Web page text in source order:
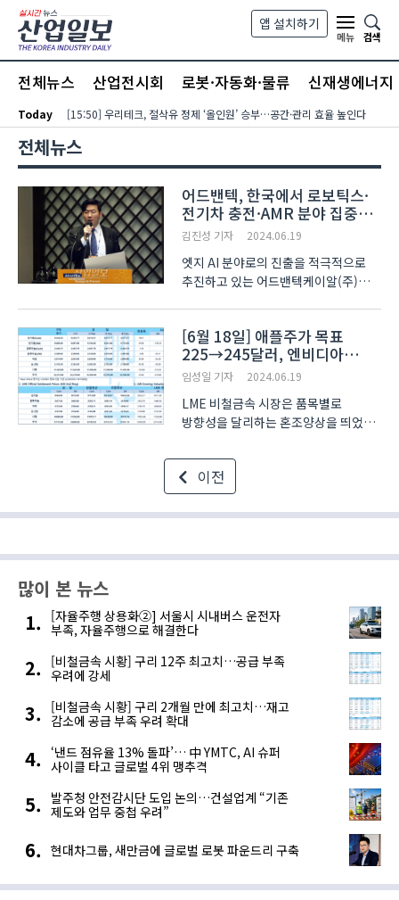
본문 바로가기
앱 설치하기
메뉴
검색
전체뉴스 산업전시회 로봇·자동화·물류 신재생에너지
Today [15:50] 우리테크, 절삭유 정제 ‘올인원’ 승부…공간·관리 효율 높인다
전체뉴스
어드밴텍, 한국에서 로보틱스·
전기차 충전·AMR 분야 집중
공략할 것
김진성 기자 2024.06.19
엣지 AI 분야로의 진출을 적극적으로
추진하고 있는 어드밴텍케이알(주)
밝혔다. 18일 서울 양재동 엘타워에서
열린 ‘2024 어드밴텍 임베디드 디자인-
인 포럼’ 참석차..
[6월 18일] 애플주가 목표
225→245달러, 엔비디아
125→155달러로(LME Daily)
임성일 기자 2024.06.19
LME 비철금속 시장은 품목별로
방향성을 달리하는 혼조양상을 띄었다.
창고 재고량이 6개월래 최고치인
155,850톤을 기록함에 따라 수요 부진
우려로 인해 장중 톤당 $9,560 선을
하회했다. Julius B..
이전
많이 본 뉴스
[자율주행 상용화②] 서울시 시내버스 운전자
부족, 자율주행으로 해결한다
[비철금속 시황] 구리 12주 최고치…공급 부족
우려에 강세
[비철금속 시황] 구리 2개월 만에 최고치…재고
감소에 공급 부족 우려 확대
‘낸드 점유율 13% 돌파’… 中 YMTC, AI 슈퍼
사이클 타고 글로벌 4위 맹추격
발주청 안전감시단 도입 논의…건설업계 “기존
제도와 업무 중첩 우려”
현대차그룹, 새만금에 글로벌 로봇 파운드리 구축